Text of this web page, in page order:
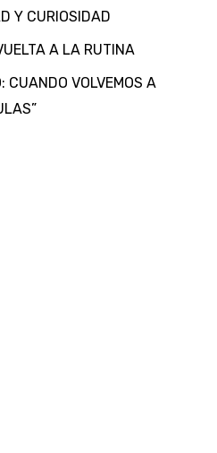
Y CURIOSIDAD
A LA RUTINA
CUANDO VOLVEMOS A